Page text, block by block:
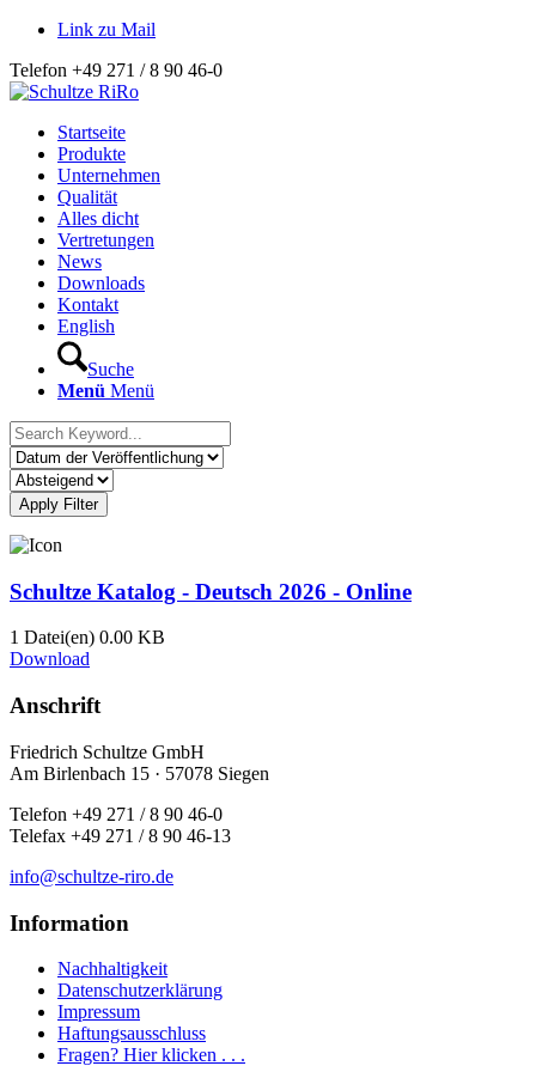
Link zu Mail
Telefon +49 271 / 8 90 46-0
Startseite
Produkte
Unternehmen
Qualität
Alles dicht
Vertretungen
News
Downloads
Kontakt
English
Suche
Menü Menü
Apply Filter
Schultze Katalog - Deutsch 2026 - Online
1 Datei(en) 0.00 KB
Download
Anschrift
Friedrich Schultze GmbH
Am Birlenbach 15 · 57078 Siegen
Telefon +49 271 / 8 90 46-0
Telefax +49 271 / 8 90 46-13
info@schultze-riro.de
Information
Nachhaltigkeit
Datenschutzerklärung
Impressum
Haftungsausschluss
Fragen? Hier klicken . . .